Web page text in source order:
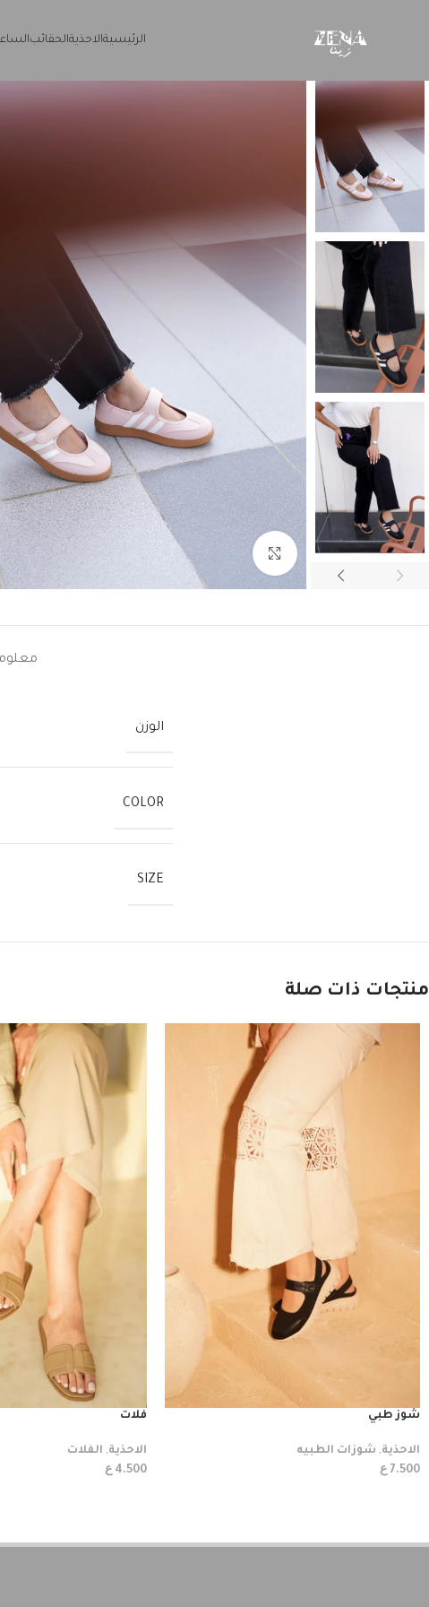
Skip to main content
الرئيسيةالاحذيةالحقائب
اضغط للتكبير
الوزن
COLOR
SIZE
منتجات ذات صلة
شوز طبي
الاحذية, شوزات الطبيه
7.500 ع
فلات
الاحذية, الفلات
4.500 ع